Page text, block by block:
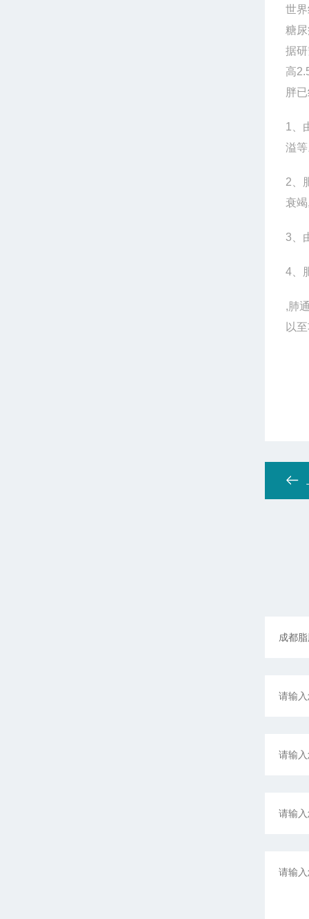
世
糖
据
高
胖
1
溢
2
衰
3
4
,肺
以